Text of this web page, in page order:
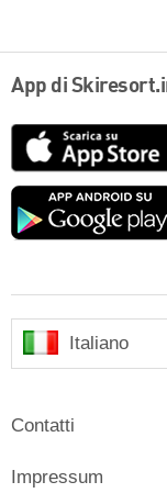
App di
Italiano
Contatti
Impressum